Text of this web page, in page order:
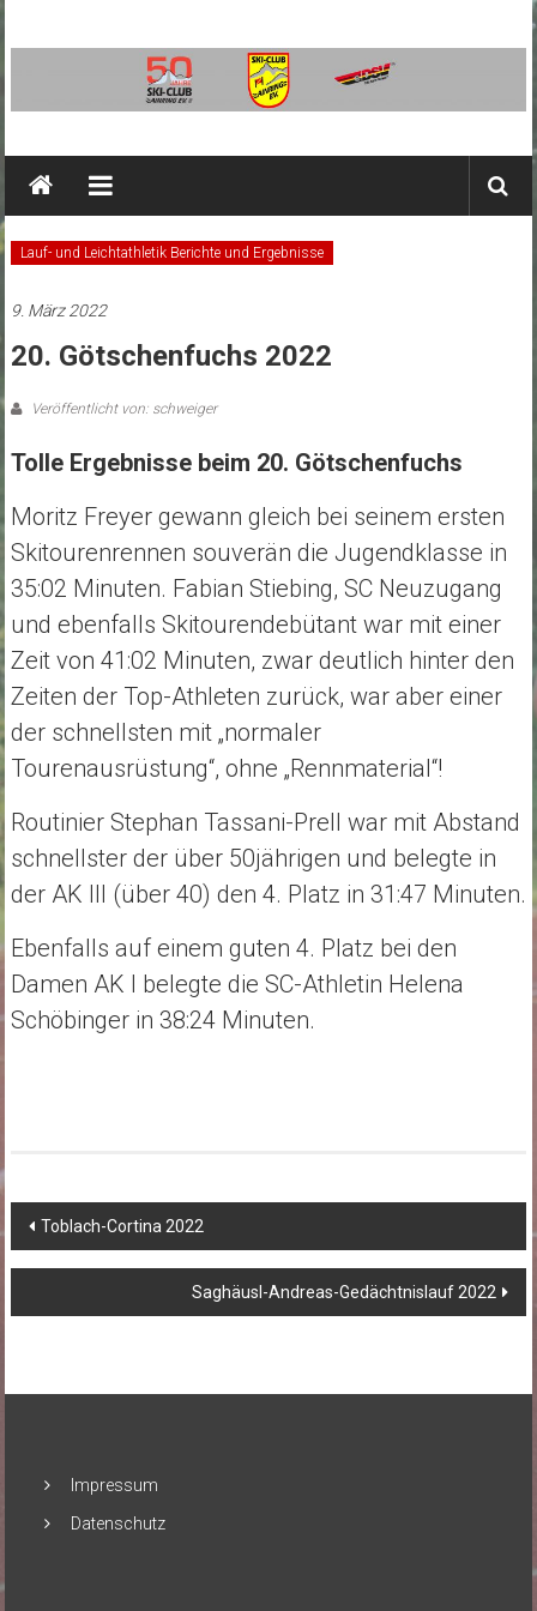
SC
Ainring
Ski-
Club
Ainring
Lauf- und Leichtathletik Berichte und Ergebnisse
9. März 2022
20. Götschenfuchs 2022
Veröffentlicht von: schweiger
Tolle Ergebnisse beim 20. Götschenfuchs
Moritz Freyer gewann gleich bei seinem ersten
Skitourenrennen souverän die Jugendklasse in
35:02 Minuten. Fabian Stiebing, SC Neuzugang
und ebenfalls Skitourendebütant war mit einer
Zeit von 41:02 Minuten, zwar deutlich hinter den
Zeiten der Top-Athleten zurück, war aber einer
der schnellsten mit „normaler
Tourenausrüstung“, ohne „Rennmaterial“!
Routinier Stephan Tassani-Prell war mit Abstand
schnellster der über 50jährigen und belegte in
der AK III (über 40) den 4. Platz in 31:47 Minuten.
Ebenfalls auf einem guten 4. Platz bei den
Damen AK I belegte die SC-Athletin Helena
Schöbinger in 38:24 Minuten.
Beitragsnavigation
Toblach-Cortina 2022
Saghäusl-Andreas-Gedächtnislauf 2022
Impressum
Datenschutz